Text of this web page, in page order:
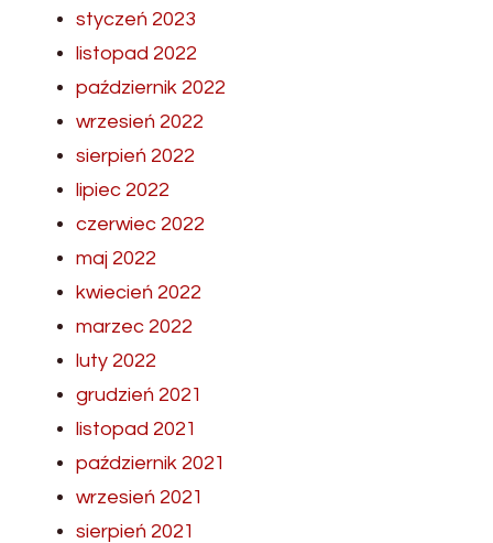
styczeń 2023
listopad 2022
październik 2022
wrzesień 2022
sierpień 2022
lipiec 2022
czerwiec 2022
maj 2022
kwiecień 2022
marzec 2022
luty 2022
grudzień 2021
listopad 2021
październik 2021
wrzesień 2021
sierpień 2021